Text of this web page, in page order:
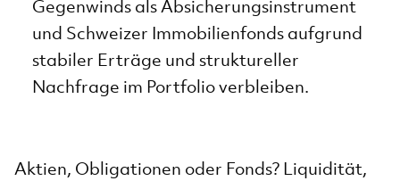
Gegenwinds als Absicherungsinstrument
und Schweizer Immobilienfonds aufgrund
stabiler Erträge und struktureller
Nachfrage im Portfolio verbleiben.
Aktien, Obligationen oder Fonds? Liquidität,